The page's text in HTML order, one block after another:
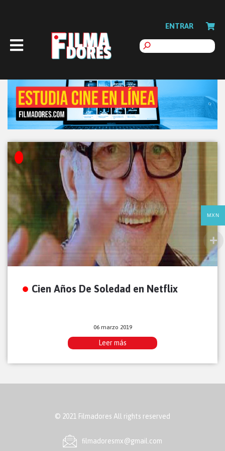
ENTRAR
Cien Años De Soledad en Netflix
06 marzo 2019
Leer más
© 2021 Filmadores All rights reserved
ﬁlmadoresmx@gmail.com
MXN